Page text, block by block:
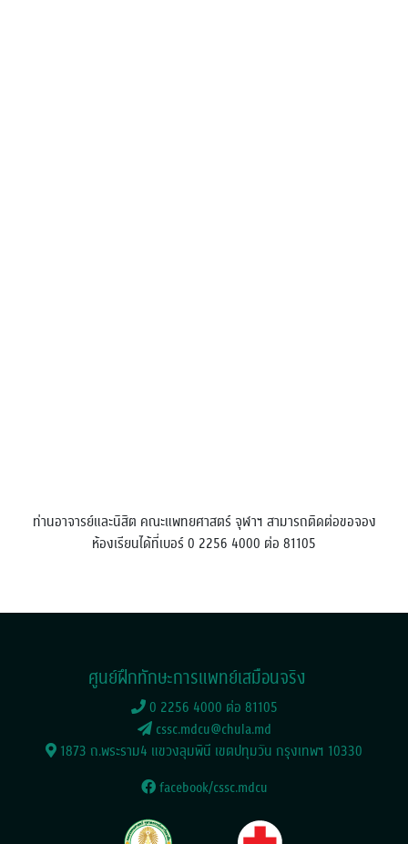
ท่านอาจารย์และนิสิต คณะแพทยศาสตร์ จุฬาฯ สามารถติดต่อขอจอง
ห้องเรียนได้ที่เบอร์ 0 2256 4000 ต่อ 81105
ศูนย์ฝึกทักษะการแพทย์เสมือนจริง
0 2256 4000 ต่อ 81105
cssc.mdcu@chula.md
1873 ถ.พระราม4 แขวงลุมพินี เขตปทุมวัน กรุงเทพฯ 10330
facebook/cssc.mdcu